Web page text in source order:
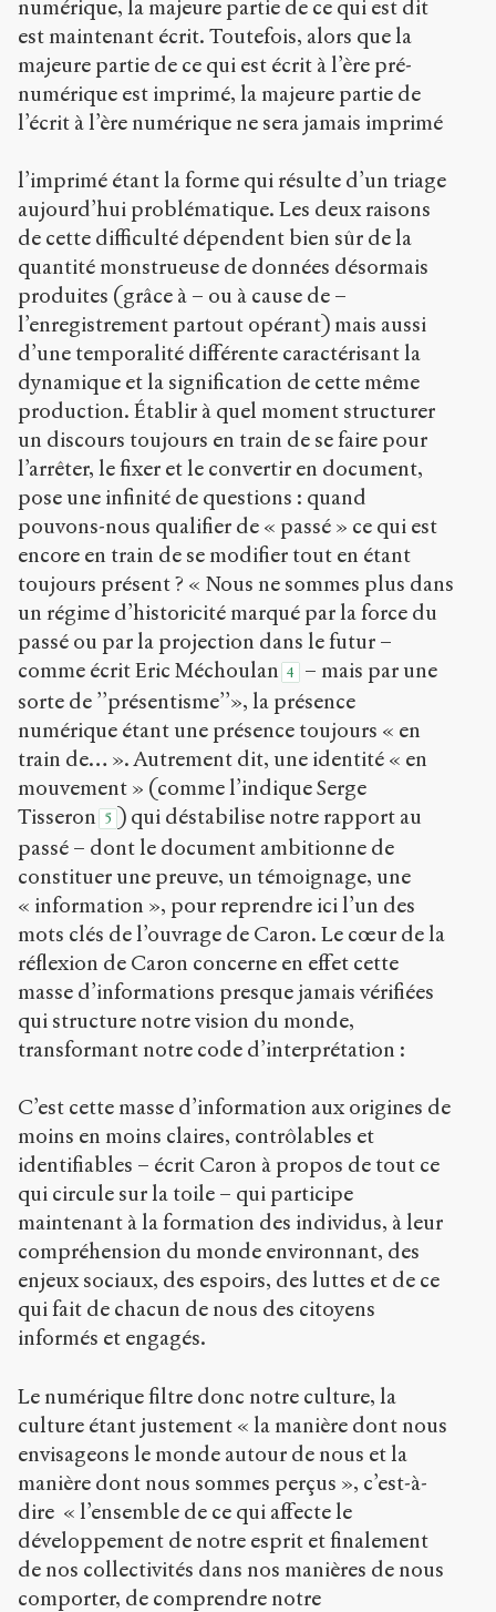
numérique, la majeure partie de ce qui est dit
est maintenant écrit. Toutefois, alors que la
majeure partie de ce qui est écrit à l’ère pré-
numérique est imprimé, la majeure partie de
l’écrit à l’ère numérique ne sera jamais imprimé
l’imprimé étant la forme qui résulte d’un triage
aujourd’hui problématique. Les deux raisons
de cette difficulté dépendent bien sûr de la
quantité monstrueuse de données désormais
produites (grâce à – ou à cause de –
l’enregistrement partout opérant) mais aussi
d’une temporalité différente caractérisant la
dynamique et la signification de cette même
production. Établir à quel moment structurer
un discours toujours en train de se faire pour
l’arrêter, le fixer et le convertir en document,
pose une infinité de questions : quand
pouvons-nous qualifier de « passé » ce qui est
encore en train de se modifier tout en étant
toujours présent ? « Nous ne sommes plus dans
un régime d’historicité marqué par la force du
passé ou par la projection dans le futur –
comme écrit Eric Méchoulan 4
– mais par une
sorte de ’’présentisme’’», la présence
numérique étant une présence toujours « en
train de… ». Autrement dit, une identité « en
mouvement » (comme l’indique Serge
Tisseron 5 ) qui déstabilise notre rapport au
passé – dont le document ambitionne de
constituer une preuve, un témoignage, une
« information », pour reprendre ici l’un des
mots clés de l’ouvrage de Caron. Le cœur de la
réflexion de Caron concerne en effet cette
masse d’informations presque jamais vérifiées
qui structure notre vision du monde,
transformant notre code d’interprétation :
C’est cette masse d’information aux origines de
moins en moins claires, contrôlables et
identifiables – écrit Caron à propos de tout ce
qui circule sur la toile – qui participe
maintenant à la formation des individus, à leur
compréhension du monde environnant, des
enjeux sociaux, des espoirs, des luttes et de ce
qui fait de chacun de nous des citoyens
informés et engagés.
Le numérique filtre donc notre culture, la
culture étant justement « la manière dont nous
envisageons le monde autour de nous et la
manière dont nous sommes perçus », c’est-à-
dire « l’ensemble de ce qui affecte le
développement de notre esprit et finalement
de nos collectivités dans nos manières de nous
comporter, de comprendre notre